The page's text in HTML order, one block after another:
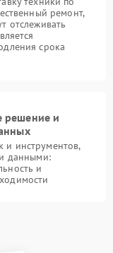
ремонт,
отслеживать
срока
решение и
и инструментов,
данными:
и